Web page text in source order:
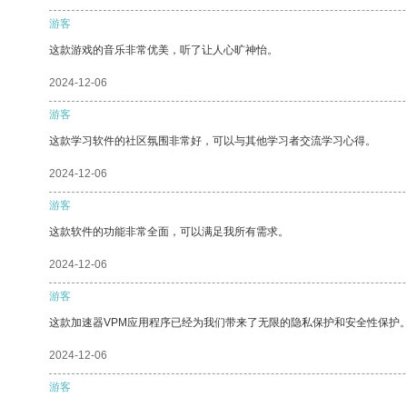
游客
这款游戏的音乐非常优美，听了让人心旷神怡。
2024-12-06
游客
这款学习软件的社区氛围非常好，可以与其他学习者交流学习心得。
2024-12-06
游客
这款软件的功能非常全面，可以满足我所有需求。
2024-12-06
游客
这款加速器VPM应用程序已经为我们带来了无限的隐私保护和安全性保护
2024-12-06
游客